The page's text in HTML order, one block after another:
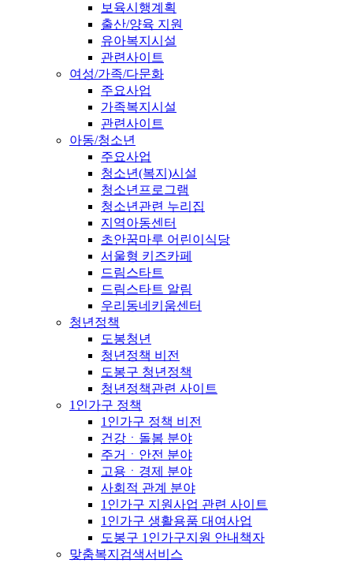
보육시행계획
출산/양육 지원
유아복지시설
관련사이트
여성/가족/다문화
주요사업
가족복지시설
관련사이트
아동/청소년
주요사업
청소년(복지)시설
청소년프로그램
청소년관련 누리집
지역아동센터
초안꿈마루 어린이식당
서울형 키즈카페
드림스타트
드림스타트 알림
우리동네키움센터
청년정책
도봉청년
청년정책 비전
도봉구 청년정책
청년정책관련 사이트
1인가구 정책
1인가구 정책 비전
건강ㆍ돌봄 분야
주거ㆍ안전 분야
고용ㆍ경제 분야
사회적 관계 분야
1인가구 지원사업 관련 사이트
1인가구 생활용품 대여사업
도봉구 1인가구지원 안내책자
맞춤복지검색서비스